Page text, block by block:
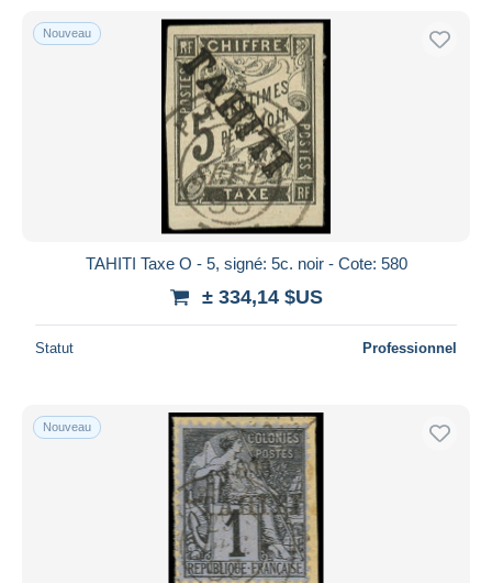
Nouveau
TAHITI Taxe O - 5, signé: 5c. noir - Cote: 580
± 334,14 $US
Statut Professionnel
Nouveau